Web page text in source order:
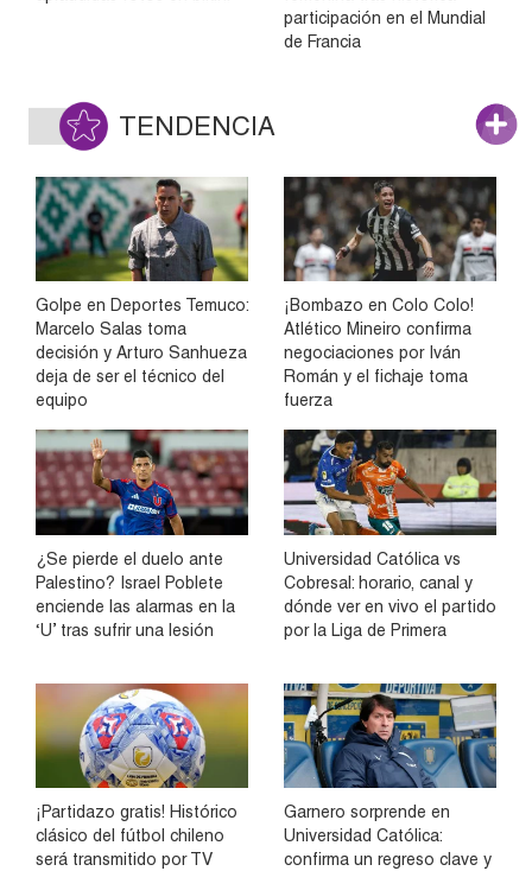
participación en el Mundial
de Francia
TENDENCIA
Golpe en Deportes Temuco:
Marcelo Salas toma
decisión y Arturo Sanhueza
deja de ser el técnico del
equipo
¡Bombazo en Colo Colo!
Atlético Mineiro confirma
negociaciones por Iván
Román y el fichaje toma
fuerza
¿Se pierde el duelo ante
Palestino? Israel Poblete
enciende las alarmas en la
‘U’ tras sufrir una lesión
Universidad Católica vs
Cobresal: horario, canal y
dónde ver en vivo el partido
por la Liga de Primera
¡Partidazo gratis! Histórico
clásico del fútbol chileno
será transmitido por TV
Garnero sorprende en
Universidad Católica:
confirma un regreso clave y